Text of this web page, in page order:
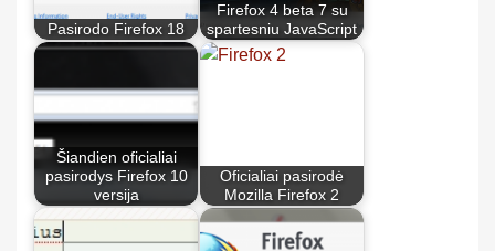
Pasirodo Firefox 18
Firefox 4 beta 7 su
spartesniu JavaScript
Šiandien oficialiai
pasirodys Firefox 10
versija
Oficialiai pasirodė
Mozilla Firefox 2